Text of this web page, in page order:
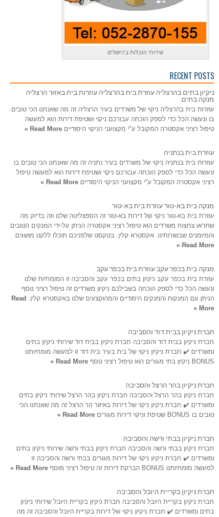
שירותי הובלות בירושלים
RECENT POSTS
ניקיון בתים בהרצליה עוזרת בית בהרצליה עוזרות בית באזור הרצליה
מנקה בתים
עוזרות בית בהרצליה ניקוי של משרדים בעיר הרצליה זה מה שאנחנו הכי טובים
בו ונעשה הכל כדי לספק הוכחה עבורכם ניקוי ושטיפת דירות הוא למעשה
טיפול רציני אקסטרה המקובל ע"י מקצועני הניקוי היסודיים Read More »
עוזרת בית בנתניה
עוזרות בית בנתניה ניקוי של משרדים בעיר נתניה זה מה שאנחנו הכי טובים בו
ונעשה הכל כדי לספק הוכחה עבורכם ניקוי ושטיפת דירות הוא למעשה טיפול
רציני אקסטרה המקובל ע"י מקצועני הניקוי היסודיים Read More »
מנקה בית בא-טור עוזרת בית בא-טור
עוזרת בית בא-טור ניקוי של דירות בא-טור זה הספצליטה שלנו וזה בדיוק מה
שתראו צחצוח משרדים הוא טיפול רציני אקסטרה הניתן על-ידי המנקים הטובים
והמיומנים שבשורותינו. אקסטרא קלין. בטקסט שלפניכם תוכלו ללקט מושגים
Read More »
מנקה בית בכפר עקב עוזרת בית בכפר עקב
עוזרת בית בכפר עקב ניקיון בתים בכפר עקב והסביבה זו המומחיות שלנו
ונעשה הכל כדי לספק הוכחה בשבילכם ניקיון משרדים זה טיפול רציני נוסף
הניתן עם המנקות והמנקים היסודיים והמהוקצעים שלנו באקסטרא קלין. Read
More »
חברת ניקיון בבית דוד והסביבה
חברת ניקיון בבית דוד והסביבה חברת ניקיון בבית דוד שירותי ניקיון בתים
ומשרדים ✔️ חברת ניקיון ניקוי של בית בעיר בית דוד זו למעשה מומחיותנו
BONUS ניקיון בתי מגורים הוא טיפול רציני נוסף
Read More »
חברת ניקיון בהר הרצל והסביבה
חברת ניקיון בהר הרצל והסביבה חברת ניקיון בהר הרצל שירותי ניקיון בתים
ומשרדים ✔️ חברת ניקיון ניקוי של דירות באיזור הר הרצל זה מה שאנחנו הכי
טובים בו BONUS שטיפת וניקוי דירות מגורים
Read More »
חברת ניקיון בבתי ורשה והסביבה
חברת ניקיון בבתי ורשה והסביבה חברת ניקיון בבתי ורשה שירותי ניקיון בתים
ומשרדים ✔️ חברת ניקיון ניקוי של דירות מגורים בבתי ורשה והסביבה זו
למעשה מומחיותנו BONUS הברקת דירות זה טיפול רציני מוסף
Read More »
חברת ניקיון בקריית היובל והסביבה
חברת ניקיון בקריית היובל והסביבה חברת ניקיון בקריית היובל שירותי ניקיון
בתים ומשרדים ✔️ חברת ניקיון ניקוי של דירות בקריית היובל והסביבה זה מה